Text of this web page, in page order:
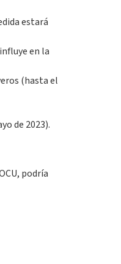
estará
en la
(hasta el
de 2023).
podría